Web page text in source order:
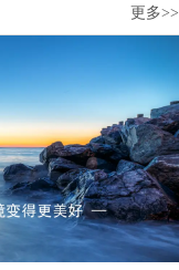
更多>>